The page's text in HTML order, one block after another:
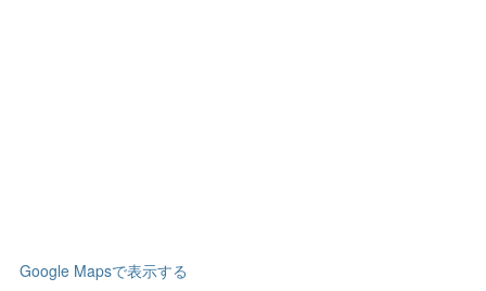
Google Mapsで表示する